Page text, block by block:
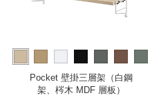
more
Pocket 壁掛三層架（白鋼
架、梣木 MDF 層板）